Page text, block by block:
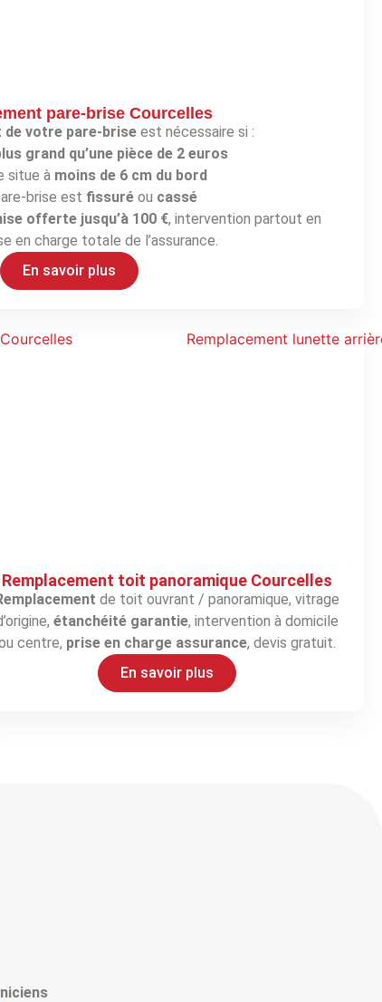
pare-brise Courcelles
de votre pare-brise est nécessaire si :
grand qu’une pièce de 2 euros
situe à moins de 6 cm du bord
brise est fissuré ou cassé
offerte jusqu’à 100 €, intervention partout en
en charge totale de l’assurance.
En savoir plus
Remplacement toit panoramique Courcelles
de toit ouvrant / panoramique, vitrage
étanchéité garantie, intervention à domicile
centre, prise en charge assurance, devis gratuit.
En savoir plus